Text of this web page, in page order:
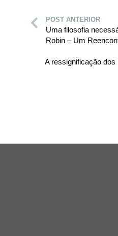
POST ANTERIOR
Uma filosofia
Robin – Um
A ressignificação